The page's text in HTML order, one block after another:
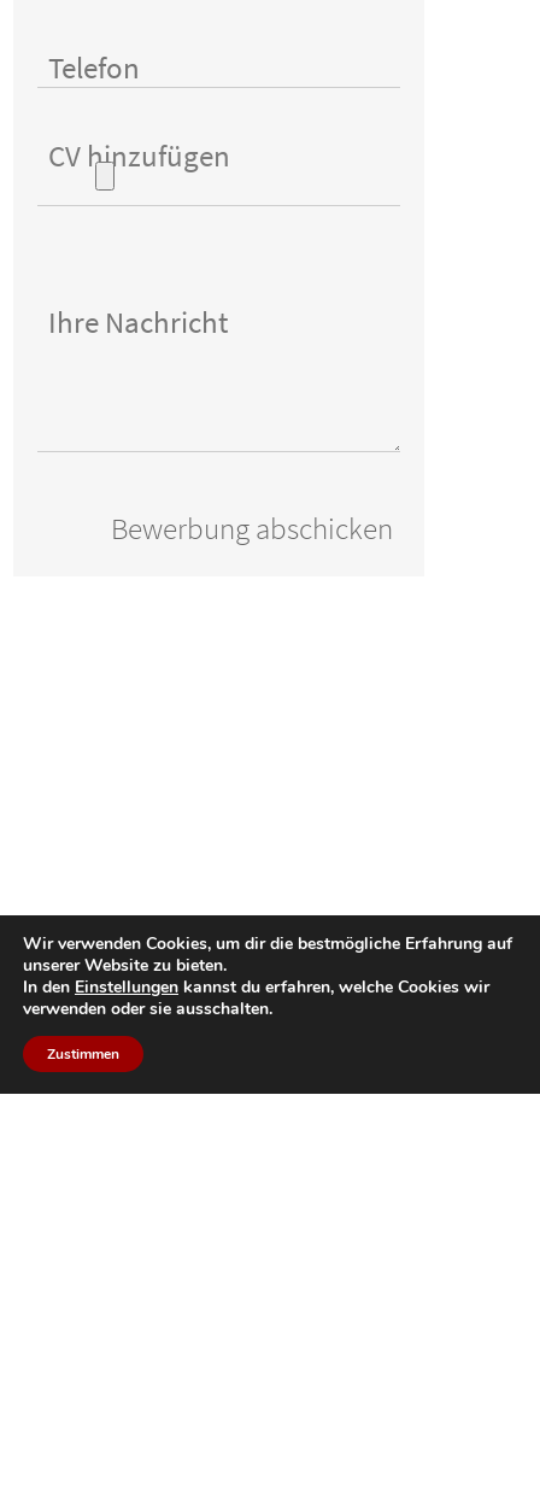
CV hinzufügen
Wir verwenden Cookies, um dir die bestmögliche Erfahrung auf
unserer Website zu bieten.
In den Einstellungen kannst du erfahren, welche Cookies wir
verwenden oder sie ausschalten.
Zustimmen